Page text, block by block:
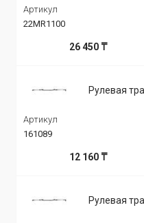
Артикул
22MR1100
26 450 ₸
Рулевая
Артикул
161089
12 160 ₸
Рулевая